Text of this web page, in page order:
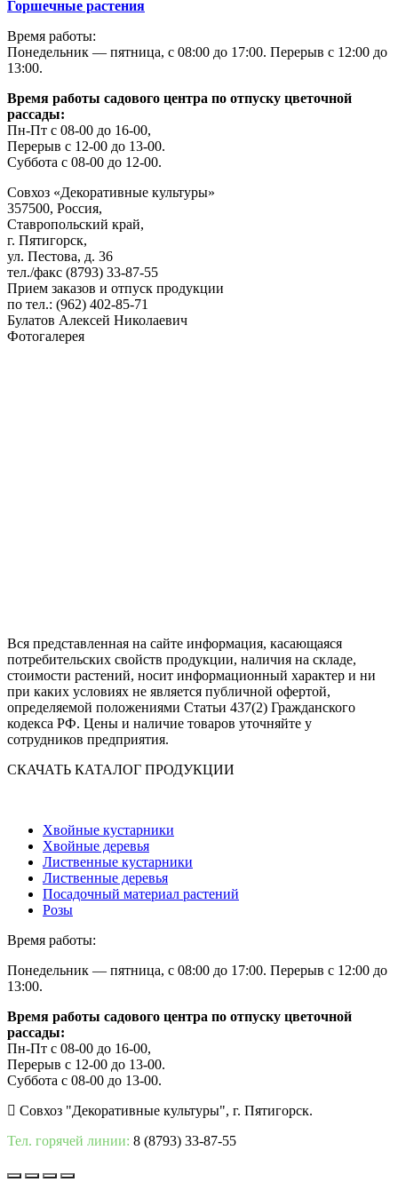
Горшечные растения
Время работы:
Понедельник — пятница, с 08:00 до 17:00. Перерыв с 12:00 до
13:00.
Время работы садового центра по отпуску цветочной
рассады:
Пн-Пт с 08-00 до 16-00,
Перерыв с 12-00 до 13-00.
Суббота с 08-00 до 12-00.
Совхоз «Декоративные культуры»
357500, Россия,
Ставропольский край,
г. Пятигорск,
ул. Пестова, д. 36
тел./факс (8793) 33-87-55
Прием заказов и отпуск продукции
по тел.: (962) 402-85-71
Булатов Алексей Николаевич
Фотогалерея
Вся представленная на сайте информация, касающаяся
потребительских свойств продукции, наличия на складе,
стоимости растений, носит информационный характер и ни
при каких условиях не является публичной офертой,
определяемой положениями Статьи 437(2) Гражданского
кодекса РФ. Цены и наличие товаров уточняйте у
сотрудников предприятия.
СКАЧАТЬ КАТАЛОГ ПРОДУКЦИИ
Хвойные кустарники
Хвойные деревья
Лиственные кустарники
Лиственные деревья
Посадочный материал растений
Розы
Время работы:
Понедельник — пятница, с 08:00 до 17:00. Перерыв с 12:00 до
13:00.
Время работы садового центра по отпуску цветочной
рассады:
Пн-Пт с 08-00 до 16-00,
Перерыв с 12-00 до 13-00.
Суббота с 08-00 до 13-00.
Совхоз "Декоративные культуры", г. Пятигорск.
Тел. горячей линии: 8 (8793) 33-87-55
Вверх